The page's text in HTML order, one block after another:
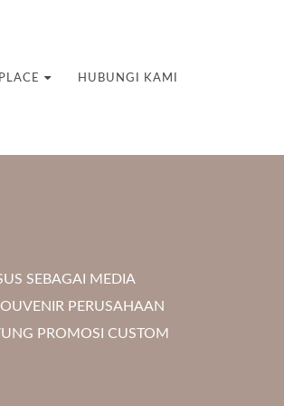
HUBUNGI KAMI
SEBAGAI MEDIA
PERUSAHAAN
PROMOSI CUSTOM